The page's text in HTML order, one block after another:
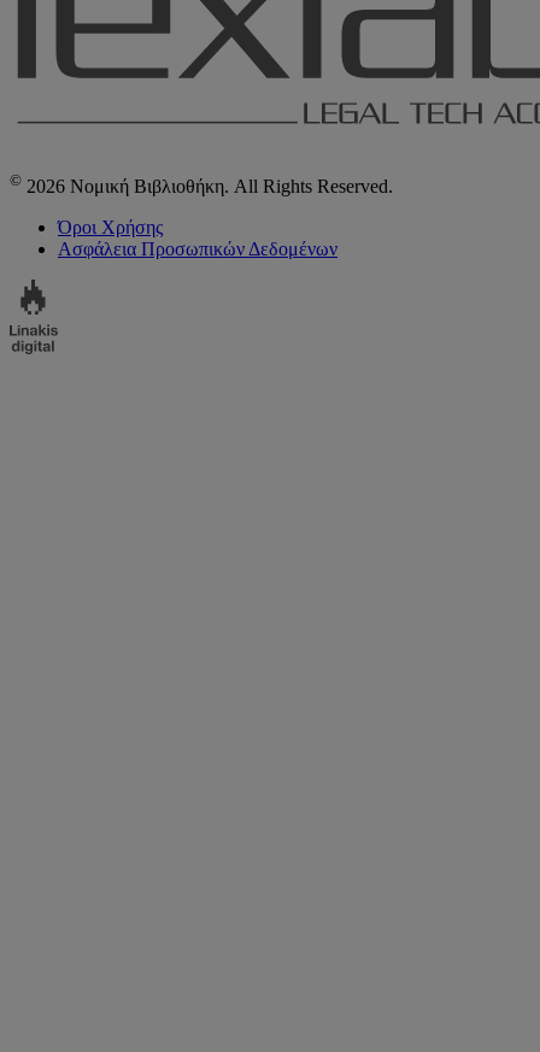
© 2026 Νομική Βιβλιοθήκη. All Rights Reserved.
Όροι Χρήσης
Ασφάλεια Προσωπικών Δεδομένων